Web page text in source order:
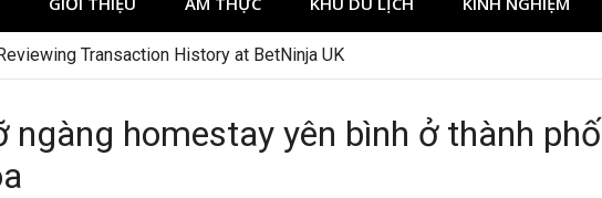
Transaction History at BetNinja UK
ngàng homestay yên bình ở thành phố